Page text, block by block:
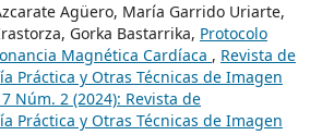
Agüero, María Garrido Uriarte,
Gorka Bastarrika, Protocolo
Magnética Cardíaca , Revista de
Práctica y Otras Técnicas de Imagen
Núm. 2 (2024): Revista de
Práctica y Otras Técnicas de Imagen